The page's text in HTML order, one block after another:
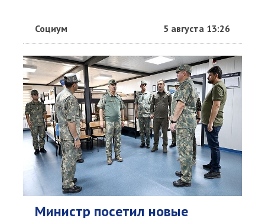
Социум 5 августа 13:26
Министр посетил новые